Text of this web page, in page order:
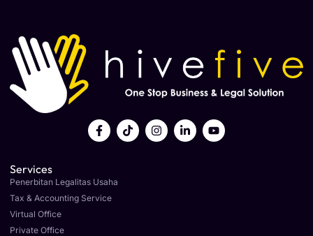
Services
Penerbitan Legalitas Usaha
Tax & Accounting Service
Virtual Office
Private Office